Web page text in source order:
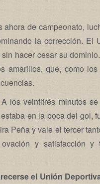
ahora de campeonato,
la corrección. El
hacer cesar su
amarillos, que, como los
A los veintitrés minutos
en la boca del gol,
Peña y vale el tercer
y satisfacción y
el Unión